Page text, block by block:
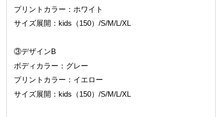
プリントカラー： ホワイト
サイズ展開：kids（150）/S/M/L/XL
③デザインB
ボディカラー：グレー
プリントカラー：イエロー
サイズ展開：kids（150）/S/M/L/XL